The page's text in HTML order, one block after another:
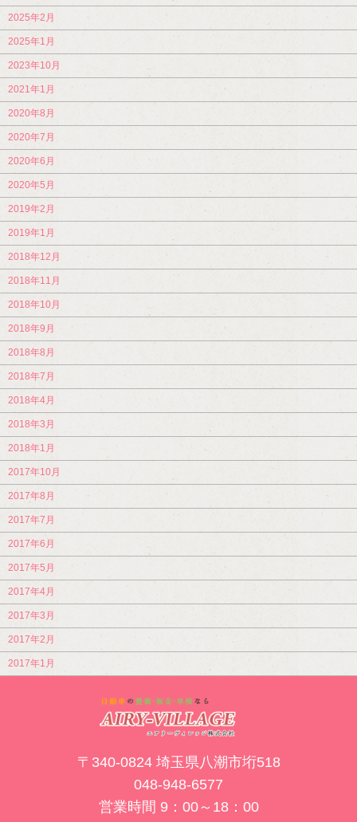
2025年2月
2025年1月
2023年10月
2021年1月
2020年8月
2020年7月
2020年6月
2020年5月
2019年2月
2019年1月
2018年12月
2018年11月
2018年10月
2018年9月
2018年8月
2018年7月
2018年4月
2018年3月
2018年1月
2017年10月
2017年8月
2017年7月
2017年6月
2017年5月
2017年4月
2017年3月
2017年2月
2017年1月
〒340-0824 埼玉県八潮市垳518
048-948-6577
営業時間 9：00～18：00